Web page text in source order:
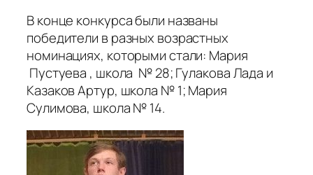
В конце конкурса были названы
победители в разных возрастных
номинациях, которыми стали: Мария
Пустуева , школа № 28; Гулакова Лада и
Казаков Артур, школа № 1; Мария
Сулимова, школа № 14.